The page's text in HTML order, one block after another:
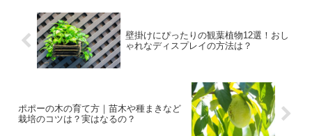
壁掛けにぴったりの観葉植物12選！おし
ゃれなディスプレイの方法は？
ポポーの木の育て方｜苗木や種まきなど
栽培のコツは？実はなるの？